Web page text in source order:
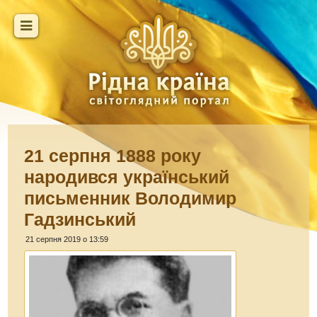
21 cерпня 1888 року
народився український
письменник Володимир
Гадзинський
21 серпня 2019 о 13:59